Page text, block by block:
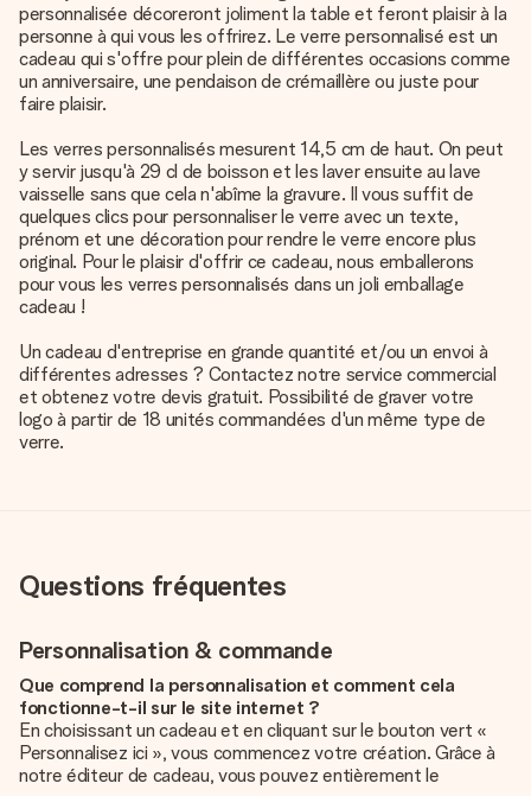
personnalisée décoreront joliment la table et feront plaisir à la
personne à qui vous les offrirez. Le verre personnalisé est un
cadeau qui s'offre pour plein de différentes occasions comme
un anniversaire, une pendaison de crémaillère ou juste pour
faire plaisir.
Les verres personnalisés mesurent 14,5 cm de haut. On peut
y servir jusqu'à 29 cl de boisson et les laver ensuite au lave
vaisselle sans que cela n'abîme la gravure. Il vous suffit de
quelques clics pour personnaliser le verre avec un texte,
prénom et une décoration pour rendre le verre encore plus
original. Pour le plaisir d'offrir ce cadeau, nous emballerons
pour vous les verres personnalisés dans un joli emballage
cadeau !
Un cadeau d'entreprise en grande quantité et/ou un envoi à
différentes adresses ? Contactez notre service commercial
et obtenez votre devis gratuit. Possibilité de graver votre
logo à partir de 18 unités commandées d'un même type de
verre.
Questions fréquentes
Personnalisation & commande
Que comprend la personnalisation et comment cela
fonctionne-t-il sur le site internet ?
En choisissant un cadeau et en cliquant sur le bouton vert «
Personnalisez ici », vous commencez votre création. Grâce à
notre éditeur de cadeau, vous pouvez entièrement le